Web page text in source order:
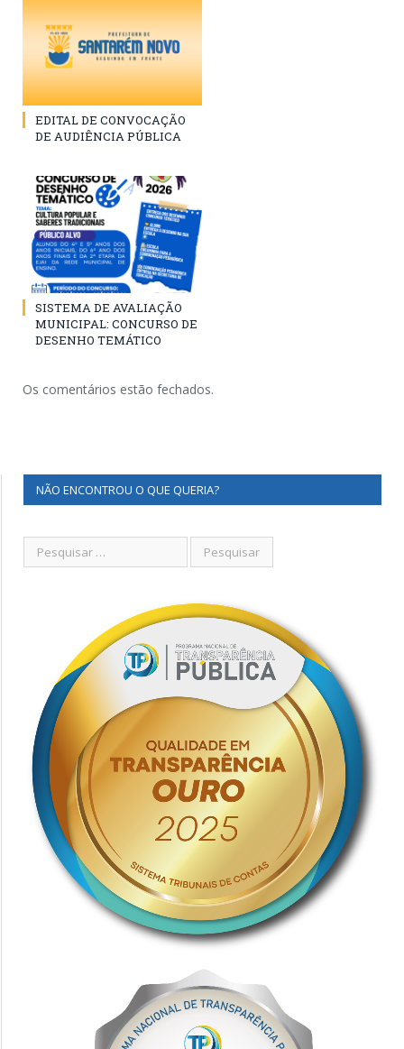
EDITAL DE CONVOCAÇÃO
DE AUDIÊNCIA PÚBLICA
SISTEMA DE AVALIAÇÃO
MUNICIPAL: CONCURSO DE
DESENHO TEMÁTICO
Os comentários estão fechados.
NÃO ENCONTROU O QUE QUERIA?